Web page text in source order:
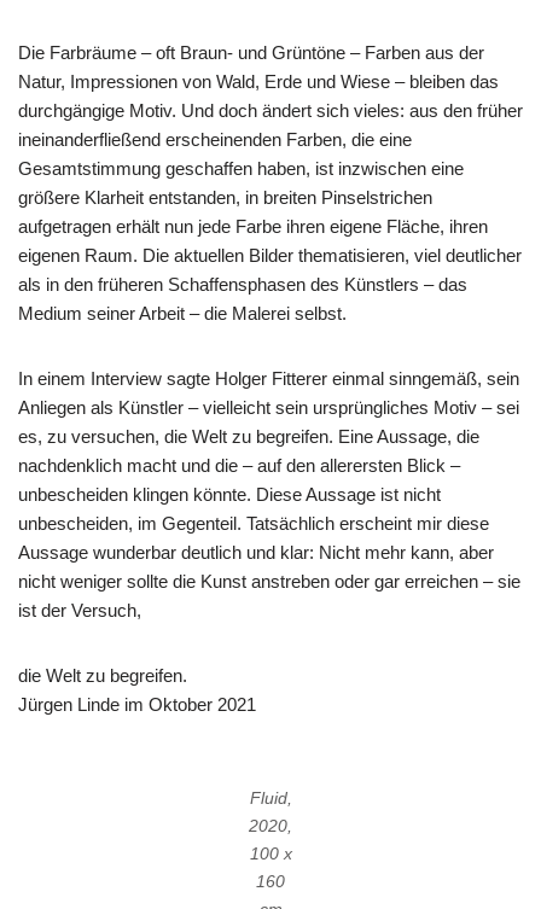
Die Farbräume – oft Braun- und Grüntöne – Farben aus der
Natur, Impressionen von Wald, Erde und Wiese – bleiben das
durchgängige Motiv. Und doch ändert sich vieles: aus den früher
ineinanderfließend erscheinenden Farben, die eine
Gesamtstimmung geschaffen haben, ist inzwischen eine
größere Klarheit entstanden, in breiten Pinselstrichen
aufgetragen erhält nun jede Farbe ihren eigene Fläche, ihren
eigenen Raum. Die aktuellen Bilder thematisieren, viel deutlicher
als in den früheren Schaffensphasen des Künstlers – das
Medium seiner Arbeit – die Malerei selbst.
In einem Interview sagte Holger Fitterer einmal sinngemäß, sein
Anliegen als Künstler – vielleicht sein ursprüngliches Motiv – sei
es, zu versuchen, die Welt zu begreifen. Eine Aussage, die
nachdenklich macht und die – auf den allerersten Blick –
unbescheiden klingen könnte. Diese Aussage ist nicht
unbescheiden, im Gegenteil. Tatsächlich erscheint mir diese
Aussage wunderbar deutlich und klar: Nicht mehr kann, aber
nicht weniger sollte die Kunst anstreben oder gar erreichen – sie
ist der Versuch,
die Welt zu begreifen.
Jürgen Linde im Oktober 2021
Fluid,
2020,
100 x
160